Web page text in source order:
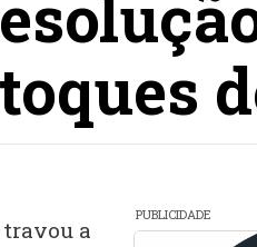
a
PUBLICIDADE